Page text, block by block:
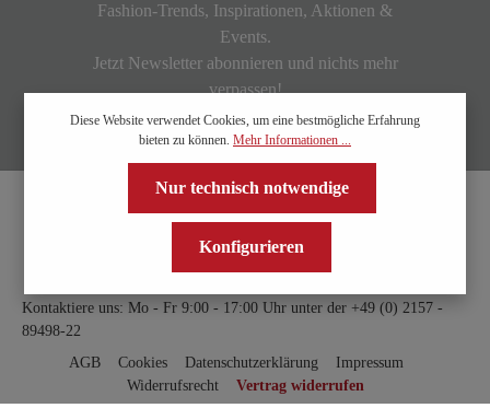
Fashion-Trends, Inspirationen, Aktionen &
Events.
Jetzt Newsletter abonnieren und nichts mehr
verpassen!
Kontaktiere uns: Mo - Fr 9:00 - 17:00 Uhr unter der +49 (0) 2157 -
89498-22
AGB
Cookies Datenschutzerklärung
Impressum
Widerrufsrecht
Vertrag widerrufen
Diese Website verwendet Cookies, um eine bestmögliche Erfahrung
bieten zu können. Mehr Informationen ...
Nur technisch notwendige
Konfigurieren